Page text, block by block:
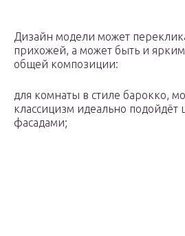
Дизайн модели может
прихожей, а может быть и
общей композиции:
для комнаты в стиле барокко,
классицизм идеально
фасадами;